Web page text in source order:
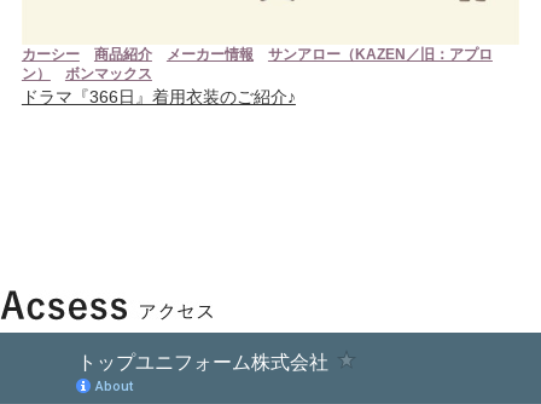
カーシー 商品紹介 メーカー情報
サンアロー（KAZEN／旧：アプロ
ン）
ボンマックス
ドラマ『366日』着用衣装のご紹介♪